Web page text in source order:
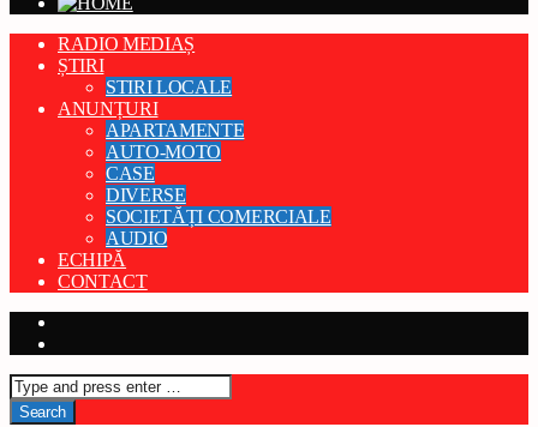
RADIO MEDIAȘ
ȘTIRI
STIRI LOCALE
ANUNȚURI
APARTAMENTE
AUTO-MOTO
CASE
DIVERSE
SOCIETĂȚI COMERCIALE
AUDIO
ECHIPĂ
CONTACT